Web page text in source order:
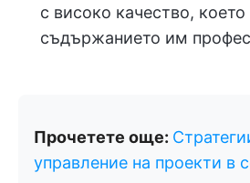
с високо качество, което
съдържанието им
Прочетете още:
управление на проекти в